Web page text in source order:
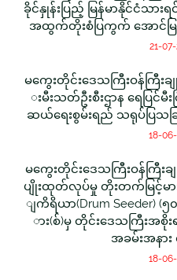
ခိုင်နှုန်းပြည့် မြန်မာနိုင်ငံသားရ
အထွက်တိုးစံပြကွက် အောင်မြ
21-
မကွေးတိုင်းဒေသကြီးဝန်ကြီ
းမီးသတ်ဦးစီးဌာန ရေပြင်မီ
ဆယ်ရေးစွမ်းရည် သရုပ်ပြသခ
18-
မကွေးတိုင်းဒေသကြီးဝန်ကြီး
ပျိုးထုတ်လုပ်မှု တိုးတက်မြင့်မ
ျကိရိယာ(Drum Seeder)
ား(စ်)မှ တိုင်းဒေသကြီးအစိုး
အခမ်းအနာ
18-